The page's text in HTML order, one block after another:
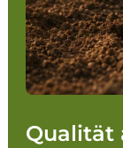
Qualität